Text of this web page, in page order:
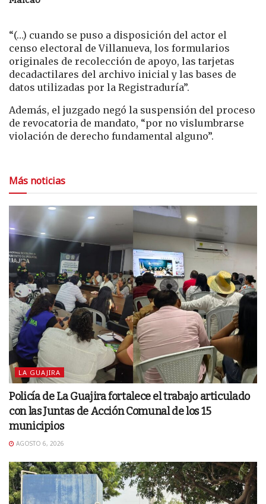
“(…) cuando se puso a disposición del actor el
censo electoral de Villanueva, los formularios
originales de recolección de apoyo, las tarjetas
decadactilares del archivo inicial y las bases de
datos utilizadas por la Registraduría”.
Además, el juzgado negó la suspensión del proceso
de revocatoria de mandato, “por no vislumbrarse
violación de derecho fundamental alguno”.
Más noticias
LA GUAJIRA
Policía de La Guajira fortalece el trabajo articulado
con las Juntas de Acción Comunal de los 15
municipios
AGOSTO 6, 2026